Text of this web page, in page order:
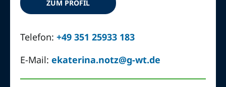
ZUM PROFIL
Telefon:+49 351 25933 183
E-Mail:ekaterina.notz@g-wt.de